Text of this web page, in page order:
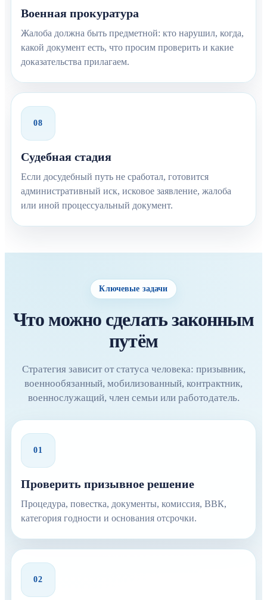
Военная прокуратура
Жалоба должна быть предметной: кто нарушил, когда,
какой документ есть, что просим проверить и какие
доказательства прилагаем.
08
Судебная стадия
Если досудебный путь не сработал, готовится
административный иск, исковое заявление, жалоба
или иной процессуальный документ.
Ключевые задачи
Что можно сделать законным
путём
Стратегия зависит от статуса человека: призывник,
военнообязанный, мобилизованный, контрактник,
военнослужащий, член семьи или работодатель.
01
Проверить призывное решение
Процедура, повестка, документы, комиссия, ВВК,
категория годности и основания отсрочки.
02